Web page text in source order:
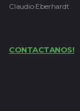
Claudio Eberhardt
CONTACTANOS!